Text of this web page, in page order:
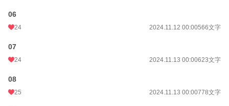
06
24 2024.11.12 00:00566文字
07
24 2024.11.13 00:00623文字
08
25 2024.11.13 00:00778文字